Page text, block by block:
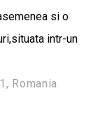
si o
intr-un
Romania